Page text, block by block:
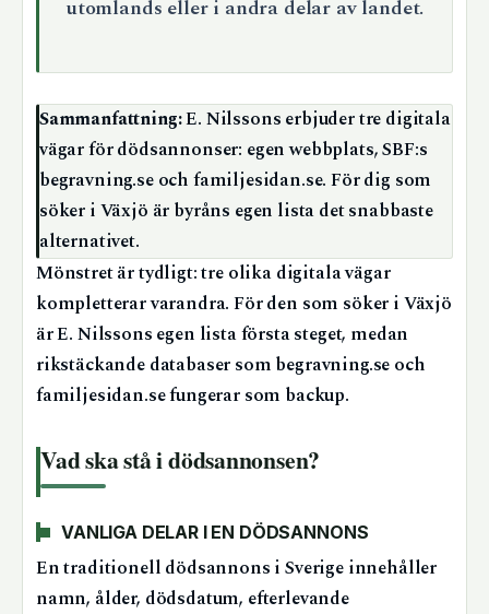
utomlands eller i andra delar av landet.
Sammanfattning:E. Nilssons erbjuder tre digitala
vägar för dödsannonser: egen webbplats, SBF:s
begravning.se och familjesidan.se. För dig som
söker i Växjö är byråns egen lista det snabbaste
alternativet.
Mönstret är tydligt: tre olika digitala vägar
kompletterar varandra. För den som söker i Växjö
är E. Nilssons egen lista första steget, medan
rikstäckande databaser som begravning.se och
familjesidan.se fungerar som backup.
Vad ska stå i dödsannonsen?
VANLIGA DELAR I EN DÖDSANNONS
En traditionell dödsannons i Sverige innehåller
namn, ålder, dödsdatum, efterlevande